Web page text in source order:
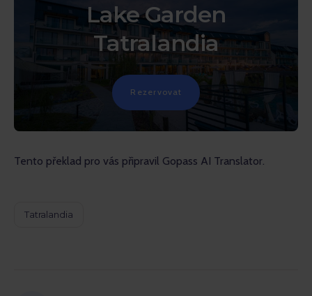
Lake Garden
Tatralandia
Rezervovat
Tento překlad pro vás připravil Gopass AI Translator.
Tatralandia